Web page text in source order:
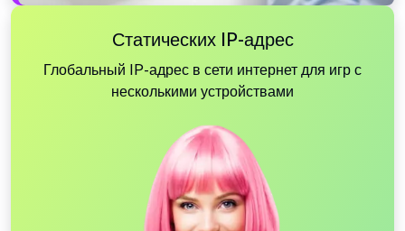
Статических IP-адрес
Глобальный IP-адрес в сети интернет для игр с
несколькими устройствами